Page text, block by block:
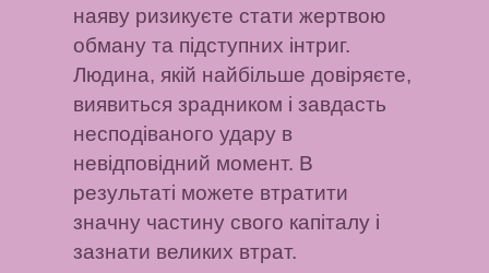
наяву ризикуєте стати жертвою
обману та підступних інтриг.
Людина, якій найбільше довіряєте,
виявиться зрадником і завдасть
несподіваного удару в
невідповідний момент. В
результаті можете втратити
значну частину свого капіталу і
зазнати великих втрат.